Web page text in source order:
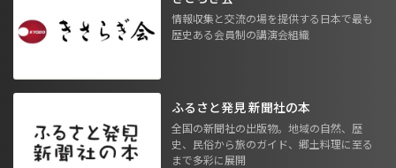
情報収集と交流の場を提供する日本で最も
歴史ある会員制の講演会組織
ふるさと発見 新聞社の本
全国の新聞社の出版物。地域の自然、歴
史、民俗から旅のガイド、郷土料理に至る
まで多彩に展開